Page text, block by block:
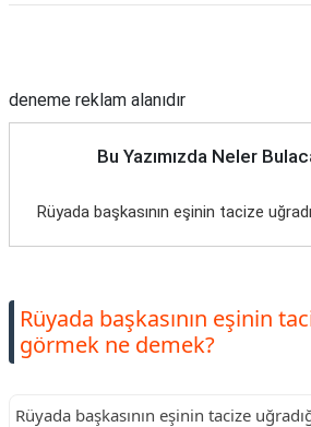
deneme reklam alanıdır
Bu Yazımızda Neler
Rüyada başkasının eşinin tacize
Rüyada başkasının eşinin
görmek ne demek?
Rüyada başkasının eşinin tacize